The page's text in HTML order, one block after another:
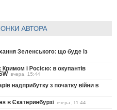
АВТОРА
Зеленського: що буде із
і Росією: в окупантів
вчера, 15:44
надприбутку з початку війни в
в Єкатеринбурзі вчера, 11:44